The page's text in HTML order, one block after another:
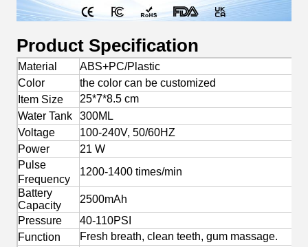
Product Specification
Material
ABS+PC/Plastic
Color
the color can be customized
Item Size
25*7*8.5 cm
Water Tank
300ML
Voltage
100-240V, 50/60HZ
Power
21 W
Pulse
Frequency
1200-1400 times/min
Battery
Capacity
2500mAh
Pressure
40-110PSI
Function
Fresh breath, clean teeth, gum massage.